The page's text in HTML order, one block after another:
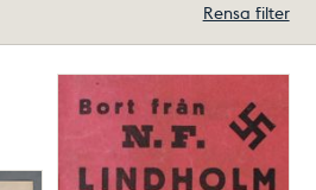
Rensa filter